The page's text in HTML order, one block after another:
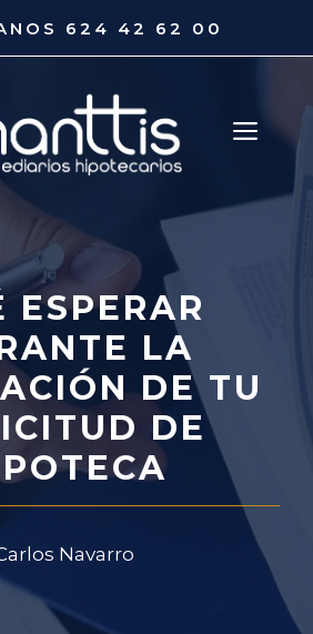
624 42 62 00
ESPERAR
LA
DE TU
DE
Navarro